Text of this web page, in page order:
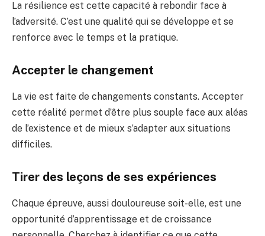
La résilience est cette capacité à rebondir face à
l’adversité. C’est une qualité qui se développe et se
renforce avec le temps et la pratique.
Accepter le changement
La vie est faite de changements constants. Accepter
cette réalité permet d’être plus souple face aux aléas
de l’existence et de mieux s’adapter aux situations
difficiles.
Tirer des leçons de ses expériences
Chaque épreuve, aussi douloureuse soit-elle, est une
opportunité d’apprentissage et de croissance